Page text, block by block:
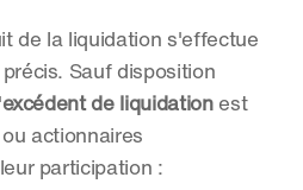
de la liquidation s'effectue
Sauf disposition
excédent de liquidation est
actionnaires
participation :